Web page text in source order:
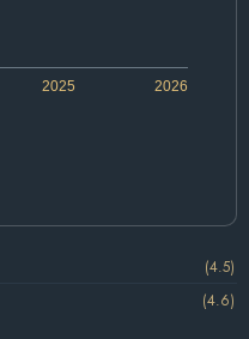
2026
2025
(4.5)
(4.6)